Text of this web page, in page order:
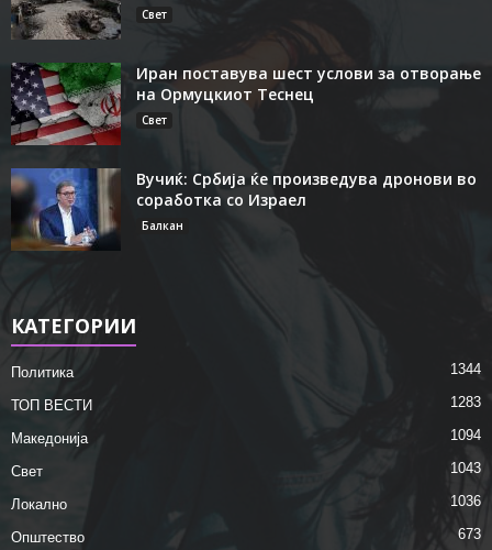
Свет
Иран поставува шест услови за отворање
на Ормуцкиот Теснец
Свет
Вучиќ: Србија ќе произведува дронови во
соработка со Израел
Балкан
КАТЕГОРИИ
Политика 1344
ТОП ВЕСТИ 1283
Македонија 1094
Свет 1043
Локално 1036
Општество 673